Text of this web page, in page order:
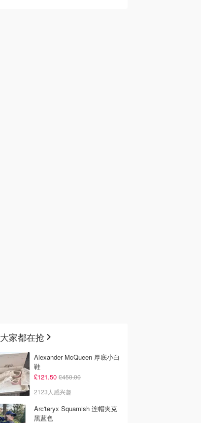
大家都在抢
Alexander McQueen 厚底小白
鞋
£121.50 £450.00
2123人感兴趣
Arc'teryx Squamish 连帽夹克
黑蓝色